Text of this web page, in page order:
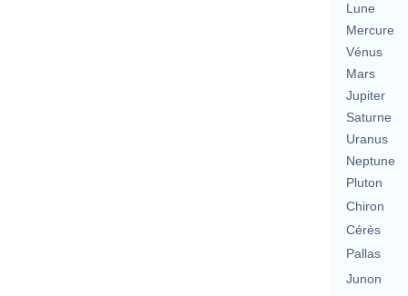
Lune
Mercure
Vénus
Mars
Jupiter
Saturne
Uranus
Neptune
Pluton
Chiron
Cérès
Pallas
Junon